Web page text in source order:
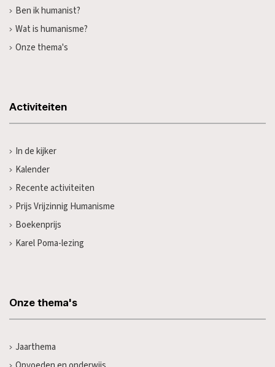
Ben ik humanist?
Wat is humanisme?
Onze thema's
Activiteiten
In de kijker
Kalender
Recente activiteiten
Prijs Vrijzinnig Humanisme
Boekenprijs
Karel Poma-lezing
Onze thema's
Jaarthema